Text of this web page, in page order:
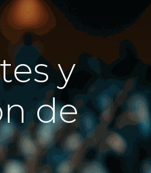
y
de